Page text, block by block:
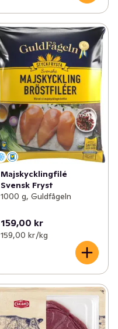
Majskycklingfilé
Svensk Fryst
1000 g, Guldfågeln
159,00 kr
159,00 kr /kg